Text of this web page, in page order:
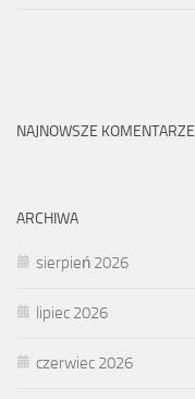
NAJNOWSZE KOMENTARZE
ARCHIWA
sierpień 2026
lipiec 2026
czerwiec 2026